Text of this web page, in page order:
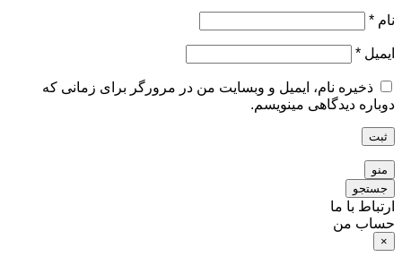
نام *
ایمیل *
ذخیره نام، ایمیل و وبسایت من در مرورگر برای زمانی که
دوباره دیدگاهی مینویسم.
ثبت
منو
جستجو
ارتباط با ما
حساب من
×